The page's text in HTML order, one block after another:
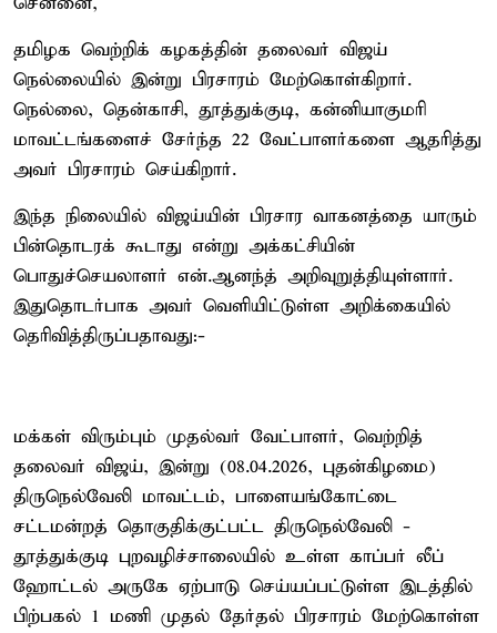
தமிழக வெற்றிக் கழகத்தின் தலைவர் விஜய்
நெல்லையில் இன்று பிரசாரம் மேற்கொள்கிறார்.
நெல்லை, தென்காசி, தூத்துக்குடி, கன்னியாகுமரி
மாவட்டங்களைச் சேர்ந்த 22 வேட்பாளர்களை ஆதரித்து
அவர் பிரசாரம் செய்கிறார்.
இந்த நிலையில் விஜய்யின் பிரசார வாகனத்தை யாரும்
பின்தொடரக் கூடாது என்று அக்கட்சியின்
பொதுச்செயலாளர் என்.ஆனந்த் அறிவுறுத்தியுள்ளார்.
இதுதொடர்பாக அவர் வெளியிட்டுள்ள அறிக்கையில்
தெரிவித்திருப்பதாவது:-
மக்கள் விரும்பும் முதல்வர் வேட்பாளர், வெற்றித்
தலைவர் விஜய், இன்று (08.04.2026, புதன்கிழமை)
திருநெல்வேலி மாவட்டம், பாளையங்கோட்டை
சட்டமன்றத் தொகுதிக்குட்பட்ட திருநெல்வேலி -
தூத்துக்குடி புறவழிச்சாலையில் உள்ள காப்பர் லீப்
ஹோட்டல் அருகே ஏற்பாடு செய்யப்பட்டுள்ள இடத்தில்
பிற்பகல் 1 மணி முதல் தேர்தல் பிரசாரம் மேற்கொள்ள